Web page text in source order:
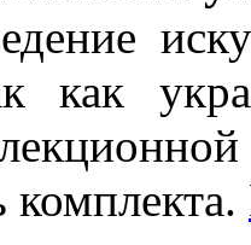
как
комплекта.